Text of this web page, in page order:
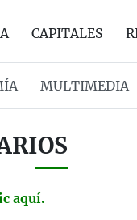
CAPITALES
MULTIMEDIA
aquí.